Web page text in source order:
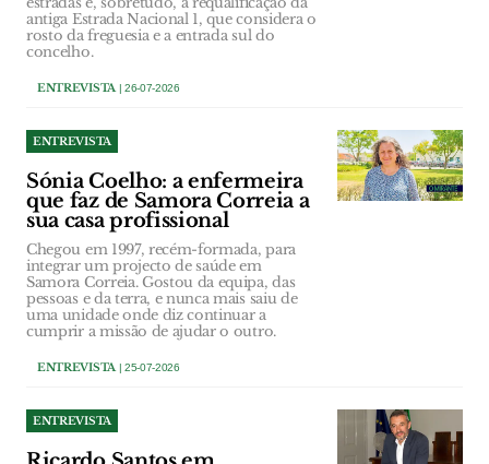
antiga Estrada Nacional 1, que considera o
rosto da freguesia e a entrada sul do
concelho.
ENTREVISTA| 26-07-2026
ENTREVISTA
Sónia Coelho: a enfermeira
que faz de Samora Correia a
sua casa profissional
Chegou em 1997, recém-formada, para
integrar um projecto de saúde em
Samora Correia. Gostou da equipa, das
pessoas e da terra, e nunca mais saiu de
uma unidade onde diz continuar a
cumprir a missão de ajudar o outro.
ENTREVISTA| 25-07-2026
ENTREVISTA